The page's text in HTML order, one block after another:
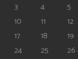
3
4 5
10
11 12
17
18 19
24
25 26